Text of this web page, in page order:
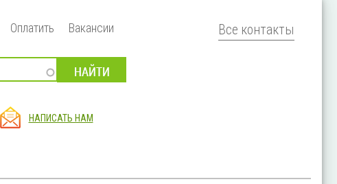
Оплатить Вакансии
НАПИСАТЬ НАМ
Все контакты